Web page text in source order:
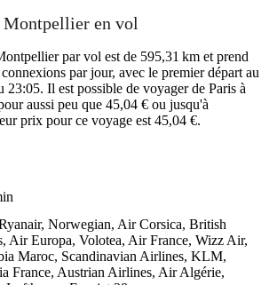
en vol
par vol est de 595,31 km et prend
par jour, avec le premier départ au
23:05. Il est possible de voyager de Paris à
aussi peu que 45,04 € ou jusqu'à
prix pour ce voyage est 45,04 €.
Norwegian, Air Corsica, British
Air Europa, Volotea, Air France, Wizz Air,
Maroc, Scandinavian Airlines, KLM,
France, Austrian Airlines, Air Algérie,